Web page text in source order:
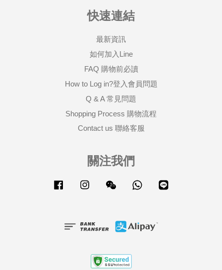
快速連結
最新資訊
如何加入Line
FAQ 購物前必讀
How to Log in?登入會員問題
Q & A 常見問題
Shopping Process 購物流程
Contact us 聯絡客服
關注我們
Facebook Instagram Wechat Whatsapp